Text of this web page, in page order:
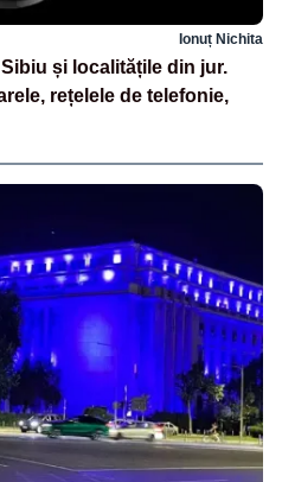
Ionuț Nichita
și localitățile din jur.
rețelele de telefonie,